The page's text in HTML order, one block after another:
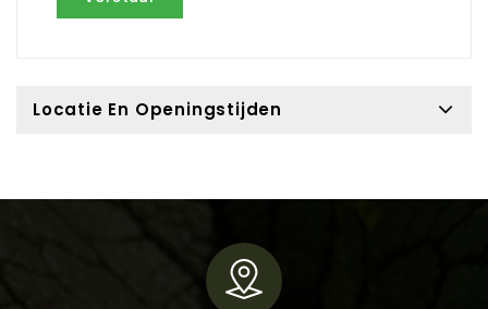
Locatie En Openingstijden